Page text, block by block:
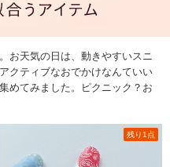
お天気の日は、動きやすいスニ
クティブなおでかけなんていい
めてみました。ピクニック？お
残り1点